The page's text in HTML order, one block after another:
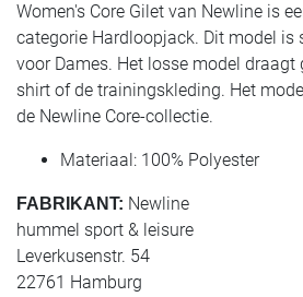
Women's Core Gilet van Newline is
categorie Hardloopjack. Dit model is
voor Dames. Het losse model draagt
shirt of de trainingskleding. Het
de Newline Core-collectie.
Materiaal: 100% Polyester
FABRIKANT: Newline
hummel sport & leisure
Leverkusenstr. 54
22761 Hamburg